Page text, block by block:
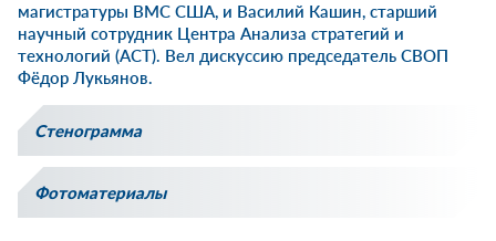
магистратуры ВМС США, и Василий Кашин, старший
научный сотрудник Центра Анализа стратегий и
технологий (АСТ). Вел дискуссию председатель СВОП
Фёдор Лукьянов.
Стенограмма
Фотоматериалы